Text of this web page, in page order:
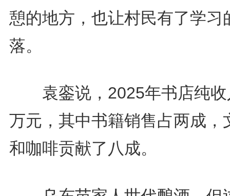
憩的地方，也让村民有了学习
落。
袁銮说，2025年书店纯收
万元，其中书籍销售占两成，
和咖啡贡献了八成。